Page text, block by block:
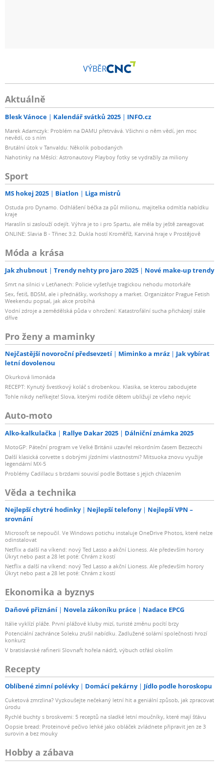
VÝBĚR
Aktuálně
Blesk Vánoce Kalendář svátků 2025 INFO.cz
Marek Adamczyk: Problém na DAMU přetrvává. Všichni o něm vědí, jen moc
nevědí, co s ním
Brutální útok v Tanvaldu: Několik pobodaných
Nahotinky na Měsíci: Astronautovy Playboy fotky se vydražily za miliony
Sport
MS hokej 2025 Biatlon Liga mistrů
Ostuda pro Dynamo. Odhlášení béčka za půl milionu, majitelka odmítla nabídku
kraje
Haraslín si zaslouží odejít. Výhra je to i pro Spartu, ale měla by ještě zareagovat
ONLINE: Slavia B - Třinec 3:2. Dukla hostí Kroměříž, Karviná hraje v Prostějově
Móda a krása
Jak zhubnout Trendy nehty pro jaro 2025 Nové make-up trendy
Smrt na silnici v Letňanech: Policie vyšetřuje tragickou nehodu motorkáře
Sex, fetiš, BDSM, ale i přednášky, workshopy a market. Organizátor Prague Fetish
Weekendu popsal, jak akce probíhá
Vodní zdroje a zemědělská půda v ohrožení: Katastrofální sucha přicházejí stále
dříve
Pro ženy a maminky
Nejčastější novoroční předsevzetí Miminko a mráz
Jak vybírat
letní dovolenou
Okurková limonáda
RECEPT: Kynutý švestkový koláč s drobenkou. Klasika, se kterou zabodujete
Tohle nikdy neříkejte! Slova, kterými rodiče dětem ubližují ze všeho nejvíc
Auto-moto
Alko-kalkulačka Rallye Dakar 2025 Dálniční známka 2025
MotoGP: Páteční program ve Velké Británii uzavřel rekordním časem Bezzecchi
Další klasická corvette s dobrými jízdními vlastnostmi? Mitsuoka znovu využije
legendární MX-5
Problémy Cadillacu s brzdami souvisí podle Bottase s jejich chlazením
Věda a technika
Nejlepší chytré hodinky Nejlepší telefony
Nejlepší VPN –
srovnání
Microsoft se nepoučil. Ve Windows potichu instaluje OneDrive Photos, které nelze
odinstalovat
Netflix a další na víkend: nový Ted Lasso a akční Lioness. Ale především horory
Úkryt nebo past a 28 let poté: Chrám z kostí
Netflix a další na víkend: nový Ted Lasso a akční Lioness. Ale především horory
Úkryt nebo past a 28 let poté: Chrám z kostí
Ekonomika a byznys
Daňové přiznání Novela zákoníku práce Nadace EPCG
Itálie vyklízí pláže. První plážové kluby mizí, turisté změnu pocítí brzy
Potenciální zachránce Soleku zrušil nabídku. Zadlužené solární společnosti hrozí
konkurz
V bratislavské rafinerii Slovnaft hořela nádrž, výbuch otřásl okolím
Recepty
Oblíbené zimní polévky Domácí pekárny Jídlo podle horoskopu
Cuketová zmrzlina? Vyzkoušejte nečekaný letní hit a geniální způsob, jak zpracovat
úrodu
Rychlé buchty s broskvemi: 5 receptů na sladké letní moučníky, které mají šťávu
Oopsie bread: Proteinové pečivo lehké jako obláček zvládnete připravit jen ze 3
surovin a bez mouky
Hobby a zábava